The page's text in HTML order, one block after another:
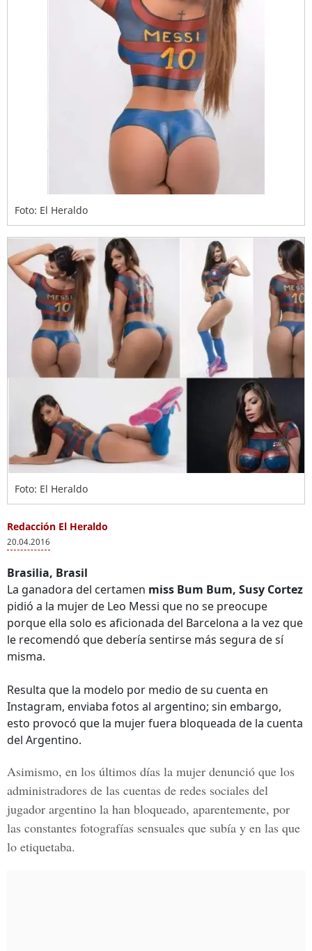
Foto: El Heraldo
Foto: El Heraldo
Redacción El Heraldo
20.04.2016
Brasilia, Brasil
La ganadora del certamen miss Bum Bum, Susy Cortez
pidió a la mujer de Leo Messi que no se preocupe
porque ella solo es aficionada del Barcelona a la vez que
le recomendó que debería sentirse más segura de sí
misma.
Resulta que la modelo por medio de su cuenta en
Instagram, enviaba fotos al argentino; sin embargo,
esto provocó que la mujer fuera bloqueada de la cuenta
del Argentino.
Asimismo, en los últimos días la mujer denunció que los
administradores de las cuentas de redes sociales del
jugador argentino la han bloqueado, aparentemente, por
las constantes fotografías sensuales que subía y en las que
lo etiquetaba.